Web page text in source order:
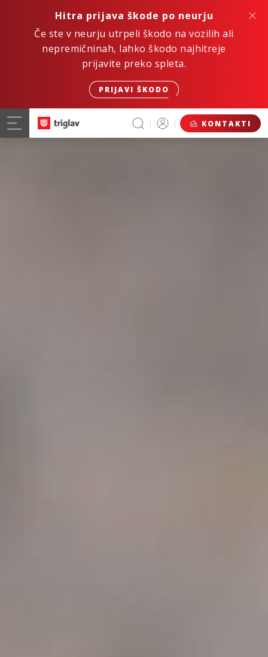
Hitra prijava škode po neurju
Če ste v neurju utrpeli škodo na vozilih ali
nepremičninah, lahko škodo najhitreje
prijavite preko spleta.
PRIJAVI ŠKODO
KONTAKTI